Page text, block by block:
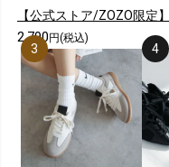
2,790 円(税込)